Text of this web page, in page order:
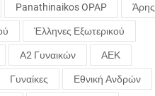
Panathinaikos OPAP Άρης
Έλληνες Εξωτερικού
Α2 Γυναικών ΑΕΚ
Γυναίκες Εθνική Ανδρών